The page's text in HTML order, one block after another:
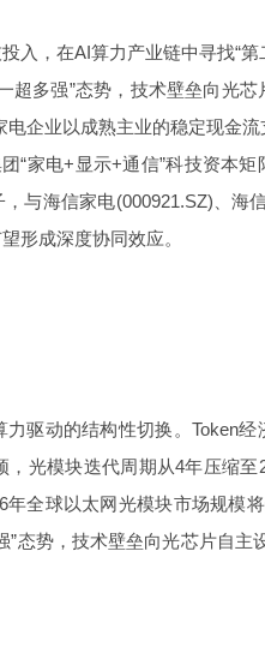
，在AI算力产业链中寻找“第
超多强”态势，技术壁垒向光
企业以成熟主业的稳定现金
“家电+显示+通信”科技资本
与海信家电(000921.SZ)、海
形成深度协同效应。
驱动的结构性切换。Token经
光模块迭代周期从4年压缩至
全球以太网光模块市场规模
态势，技术壁垒向光芯片自主